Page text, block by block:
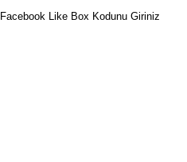
Facebook Like Box Kodunu Giriniz